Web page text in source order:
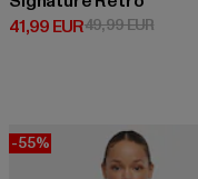
41,99 EUR
Derzeitiger Preis: 41,99
49,99 EUR
-55%